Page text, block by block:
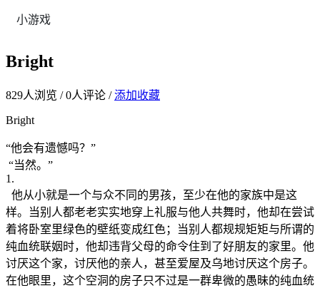
小游戏
Bright
829人浏览 /0人评论 /添加收藏
Bright
“他会有遗憾吗？”
“当然。”
1.
他从小就是一个与众不同的男孩，至少在他的家族中是这
样。当别人都老老实实地穿上礼服与他人共舞时，他却在尝试
着将卧室里绿色的壁纸变成红色；当别人都规规矩矩与所谓的
纯血统联姻时，他却违背父母的命令住到了好朋友的家里。他
讨厌这个家，讨厌他的亲人，甚至爱屋及乌地讨厌这个房子。
在他眼里，这个空洞的房子只不过是一群卑微的愚昧的纯血统